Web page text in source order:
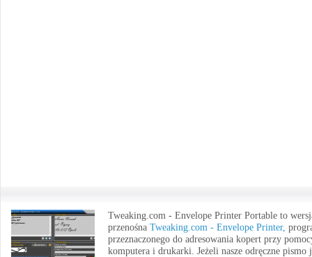
Tweaking.com - Envelope Printer Portable to
przenośna Tweaking.com - Envelope Printer,
przeznaczonego do adresowania kopert przy
komputera i drukarki. Jeżeli nasze odręczne pismo